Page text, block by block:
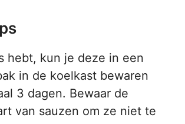
hebt, kun je deze in een
in de koelkast bewaren
3 dagen. Bewaar de
van sauzen om ze niet te